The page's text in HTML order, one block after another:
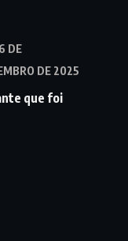
DE
DE 2025
que foi